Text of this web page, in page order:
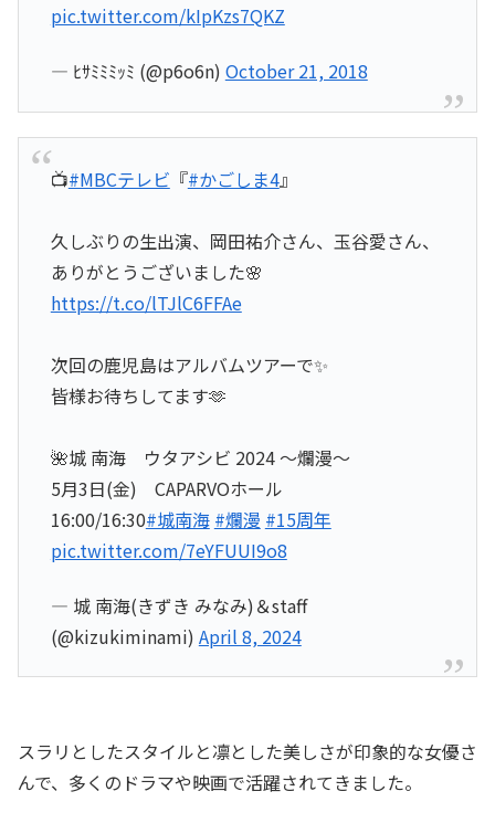
pic.twitter.com/kIpKzs7QKZ
— ﾋｻﾐﾐﾐｯﾐ (@p6o6n) October 21, 2018
📺#MBCテレビ 『#かごしま4』
久しぶりの生出演、岡田祐介さん、玉谷愛さん、
ありがとうございました🌸
https://t.co/lTJlC6FFAe
次回の鹿児島はアルバムツアーで✨
皆様お待ちしてます🫶
🌺城 南海 ウタアシビ 2024 〜爛漫〜
5月3日(金) CAPARVOホール
16:00/16:30#城南海 #爛漫 #15周年
pic.twitter.com/7eYFUUI9o8
— 城 南海(きずき みなみ)＆staff
(@kizukiminami) April 8, 2024
スラリとしたスタイルと凛とした美しさが印象的な女優さ
んで、多くのドラマや映画で活躍されてきました。